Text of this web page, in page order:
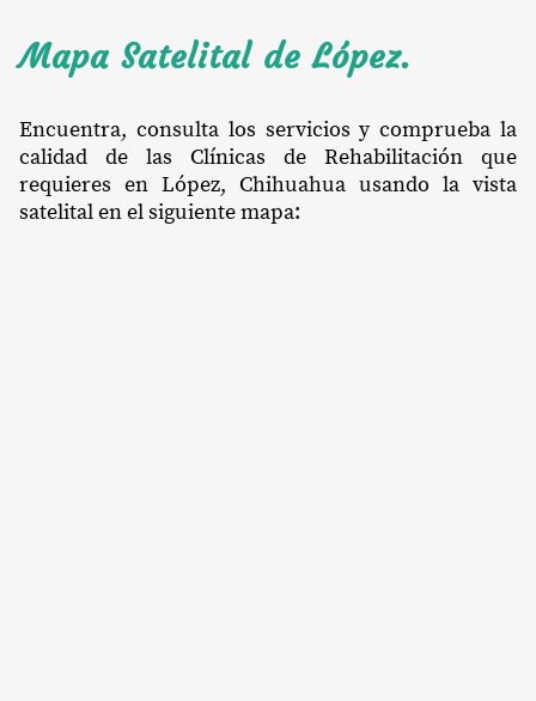
Mapa Satelital de López.
Encuentra, consulta los servicios y comprueba la
calidad de las Clínicas de Rehabilitación que
requieres en López, Chihuahua usando la vista
satelital en el siguiente mapa: